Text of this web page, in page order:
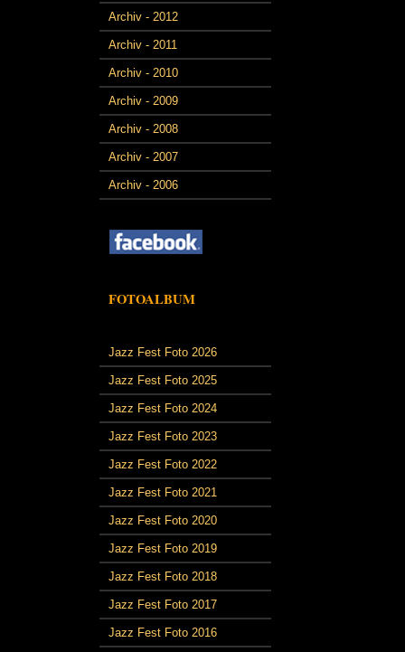
Archiv - 2012
Archiv - 2011
Archiv - 2010
Archiv - 2009
Archiv - 2008
Archiv - 2007
Archiv - 2006
FOTOALBUM
Jazz Fest Foto 2026
Jazz Fest Foto 2025
Jazz Fest Foto 2024
Jazz Fest Foto 2023
Jazz Fest Foto 2022
Jazz Fest Foto 2021
Jazz Fest Foto 2020
Jazz Fest Foto 2019
Jazz Fest Foto 2018
Jazz Fest Foto 2017
Jazz Fest Foto 2016